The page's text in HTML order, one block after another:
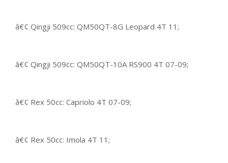
â€¢ Qingji 509cc: QM50QT-8G Leopard 4T 11;
â€¢ Qingji 509cc: QM50QT-10A RS900 4T 07-09;
â€¢ Rex 50cc: Capriolo 4T 07-09;
â€¢ Rex 50cc: Imola 4T 11;